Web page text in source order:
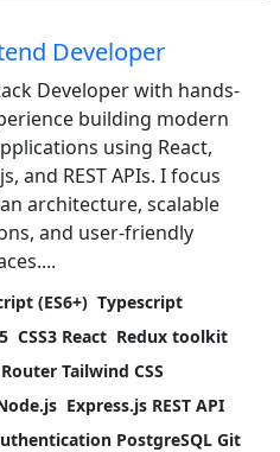
Developer
Developer with hands-
building modern
using React,
and REST APIs. I focus
architecture, scalable
and user-friendly
(ES6+) Typescript
CSS3 React Redux toolkit
Tailwind CSS
Express.js REST API
PostgreSQL Git